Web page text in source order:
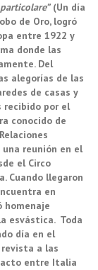
(Un día
de Oro, logró
entre 1922 y
donde las
Del
alegorías de las
de casas y
recibido por el
conocido de
una reunión en el
el Circo
Cuando llegaron
en
homenaje
esvástica. Toda
día en el
revista a las
entre Italia